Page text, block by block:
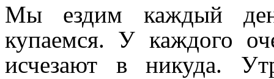
Мы ездим каждый
купаемся. У каждого
исчезают в никуда.